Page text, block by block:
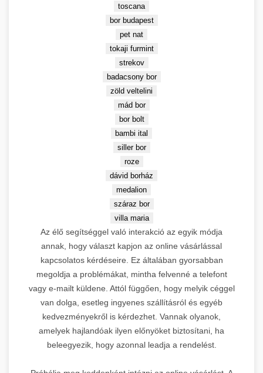
SEO és linképítés oktatás
The Home of SEO oldal
látogatása
RothCreative - AI
Linképítés
Keresőmarketing
ügynökség és webfejlesztés CRS
Budapest Kft. mesterséges
intelligencia alapú linképítési
megoldásokkal. AI-powered
Domain Rating:43 |Innováció:
AI linképítés technológia
4.
RothCreative AI
megoldások
→
💎 Stabil Közepes DA
Partnerek (DR 15-30)
5.
🇦🇹
SEO Agentur Wien
toscana
bor budapest
pet nat
tokaji furmint
strekov
badacsony bor
zöld veltelini
mád bor
bor bolt
bambi ital
siller bor
roze
dávid borház
medalion
száraz bor
villa maria
Az élő segítséggel való interakció az egyik módja
annak, hogy választ kapjon az online vásárlással
kapcsolatos kérdéseire. Ez általában gyorsabban
megoldja a problémákat, mintha felvenné a telefont
vagy e-mailt küldene. Attól függően, hogy melyik céggel
van dolga, esetleg ingyenes szállításról és egyéb
kedvezményekről is kérdezhet. Vannak olyanok,
amelyek hajlandóak ilyen előnyöket biztosítani, ha
beleegyezik, hogy azonnal leadja a rendelést.